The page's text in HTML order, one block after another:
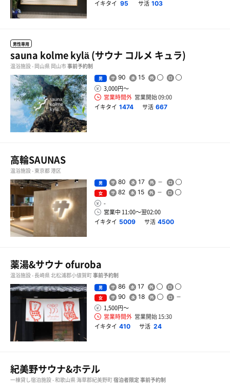
イキタイ 95 サ活 103
男性専用
sauna kolme kylä (サウナ コルメ キュラ)
温浴施設 - 岡山県 岡山市事前予約制
男 90 15
3,000円〜
営業時間外 営業開始 09:00
イキタイ 1474 サ活 667
高輪SAUNAS
温浴施設 - 東京都 港区
男 80 17
女 82 15
-
営業中 11:00〜翌02:00
イキタイ 5009 サ活 4500
薬湯&サウナ ofuroba
温浴施設 - 長崎県 北松浦郡小値賀町事前予約制
男 86 17
女 90 18
1,500円〜
営業時間外 営業開始 15:30
イキタイ 410 サ活 24
紀美野サウナ&ホテル
一棟貸し宿泊施設 - 和歌山県 海草郡紀美野町宿泊者限定事前予約制